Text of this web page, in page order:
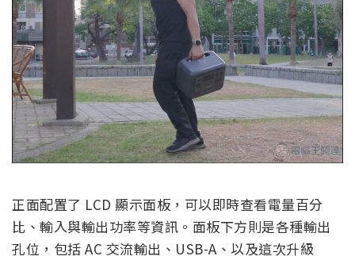
正面配置了 LCD 顯示面板，可以即時查看電量百分
比、輸入與輸出功率等資訊。面板下方則是各種輸出
孔位，包括 AC 交流輸出、USB-A、以及這次升級